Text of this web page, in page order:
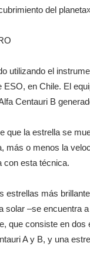
del
utilizando el
ESO, en Chile. El
Centauri B
que la estrella se
más o menos la
con esta técnica.
estrellas más
solar –se encuentra
que consiste en
A y B, y una